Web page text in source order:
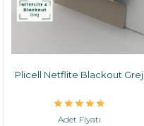
Plicell Netflite Blackout Grej
Adet Fiyatı